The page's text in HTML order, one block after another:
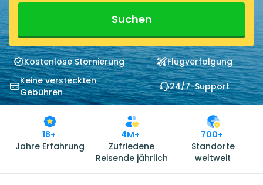
Suchen
Kostenlose Stornierung
Flugverfolgung
Keine versteckten
Gebühren
24/7-Support
18+
Jahre Erfahrung
4M+
Zufriedene
Reisende jährlich
700+
Standorte
weltweit